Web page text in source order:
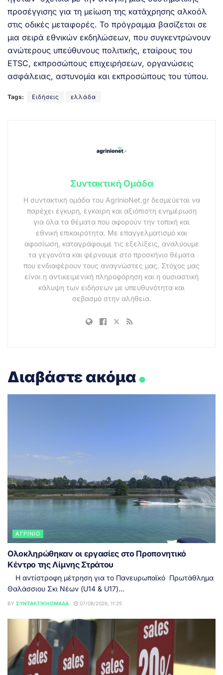
προσέγγισης για τη μείωση της κατάχρησης αλκοόλ
στις οδικές μεταφορές. Το πρόγραμμα βασίζεται σε
μια σειρά εθνικών εκδηλώσεων, που συγκεντρώνουν
ανώτερους υπεύθυνους πολιτικής, εταίρους του
ETSC, εκπροσώπους επιχειρήσεων, οργανώσεις
ασφάλειας, αστυνομία και εκπροσώπους του τύπου.
Tags: Ειδήσεις ελλάδα
Συντακτική Ομάδα
Η συντακτική ομάδα του AgrinioNet.gr δεσμεύεται να
παρέχει έγκυρη, έγκαιρη και αξιόπιστη ενημέρωση
για όλα τα θέματα που αφορούν την τοπική και
εθνική επικαιρότητα. Με επαγγελματισμό και
αφοσίωση, καταγράφουμε τις εξελίξεις, αναλύουμε
τα γεγονότα και φέρνουμε στο προσκήνιο θέματα
που ενδιαφέρουν τους αναγνώστες μας. Στόχος μας
είναι η αντικειμενική πληροφόρηση και η ουσιαστική
κάλυψη των ειδήσεων με υπευθυνότητα και
σεβασμό στην αλήθεια.
Διαβάστε ακόμα.
ΑΓΡΊΝΙΟ
Ολοκληρώθηκαν οι εργασίες στο Προπονητικό
Κέντρο της Λίμνης Στράτου
Η αντίστροφη μέτρηση για το Πανευρωπαϊκό Πρωτάθλημα
Θαλάσσιου Σκι Νέων (U14 & U17)...
BY ΣΥΝΤΑΚΤΙΚΉ ΟΜΆΔΑ 07/08/2026, 11:25